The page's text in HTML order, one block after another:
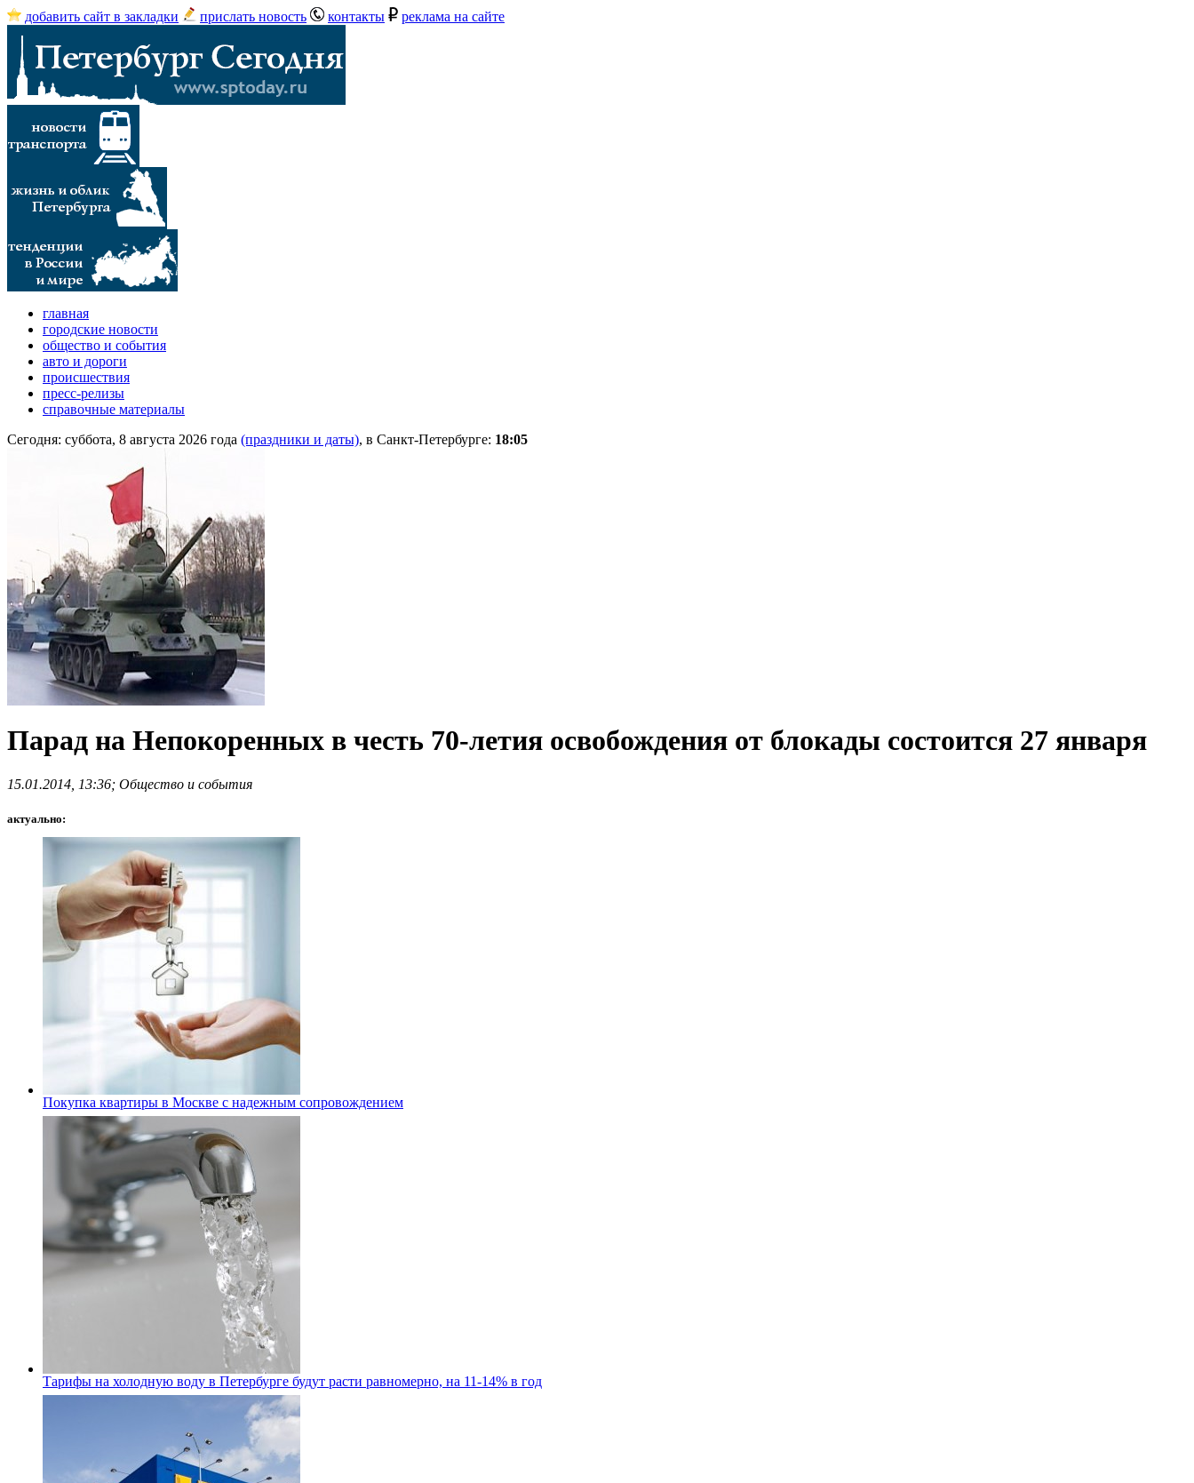
добавить сайт в закладки прислать новость контакты реклама на сайте
главная
городские новости
общество и события
авто и дороги
происшествия
пресс-релизы
справочные материалы
Сегодня: суббота, 8 августа 2026 года (праздники и даты), в Санкт-Петербурге: 18:05
Парад на Непокоренных в честь 70-летия освобождения от блокады состоится 27 января
15.01.2014, 13:36; Общество и события
актуально:
Покупка квартиры в Москве с надежным сопровождением
Тарифы на холодную воду в Петербурге будут расти равномерно, на 11-14% в год